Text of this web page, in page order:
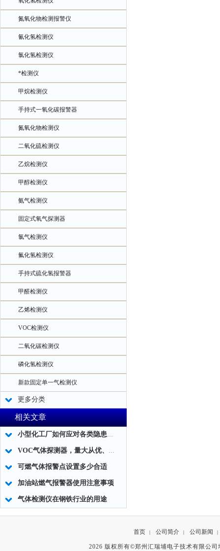
氮氧化物检测报警仪
氰化氢检测仪
氯化氢检测仪
*检测仪
甲烷检测仪
手持式一氧化碳报警器
氮氧化物检测仪
二氧化硫检测仪
乙烷检测仪
甲醇检测仪
氨气检测仪
固定式氧气探测器
氯气检测仪
氟化氢检测仪
手持式硫化氢报警器
甲醛检测仪
乙烯检测仪
VOC检测仪
二氧化碳检测仪
磷化氢检测仪
新款固定单一气检测仪
更多分类
相关文章
小型化工厂如何应对各类隐患生产安全隐患
VOC气体探测器，量大从优、安全可靠。
可燃气体报警点设置多少合适
加油站燃气报警器使用注意事项
气体检测仪在钢铁行业的用途
首页 | 公司简介 | 公司新闻 |
2026 版权所有©郑州汇瑞埔电子技术有限公